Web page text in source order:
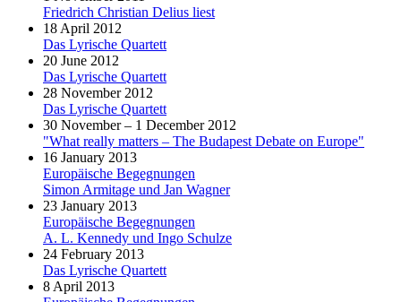
Friedrich Christian Delius liest
18 April 2012
Das Lyrische Quartett
20 June 2012
Das Lyrische Quartett
28 November 2012
Das Lyrische Quartett
30 November – 1 December 2012
"What really matters – The Budapest Debate on Europe"
16 January 2013
Europäische Begegnungen
Simon Armitage und Jan Wagner
23 January 2013
Europäische Begegnungen
A. L. Kennedy und Ingo Schulze
24 February 2013
Das Lyrische Quartett
8 April 2013